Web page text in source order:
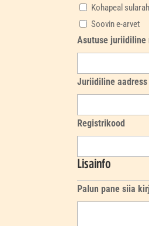
Kohapeal
Soovin e-arvet
Asutuse juriidiline
Juriidiline aadress
Registrikood
Lisainfo
Palun pane siia